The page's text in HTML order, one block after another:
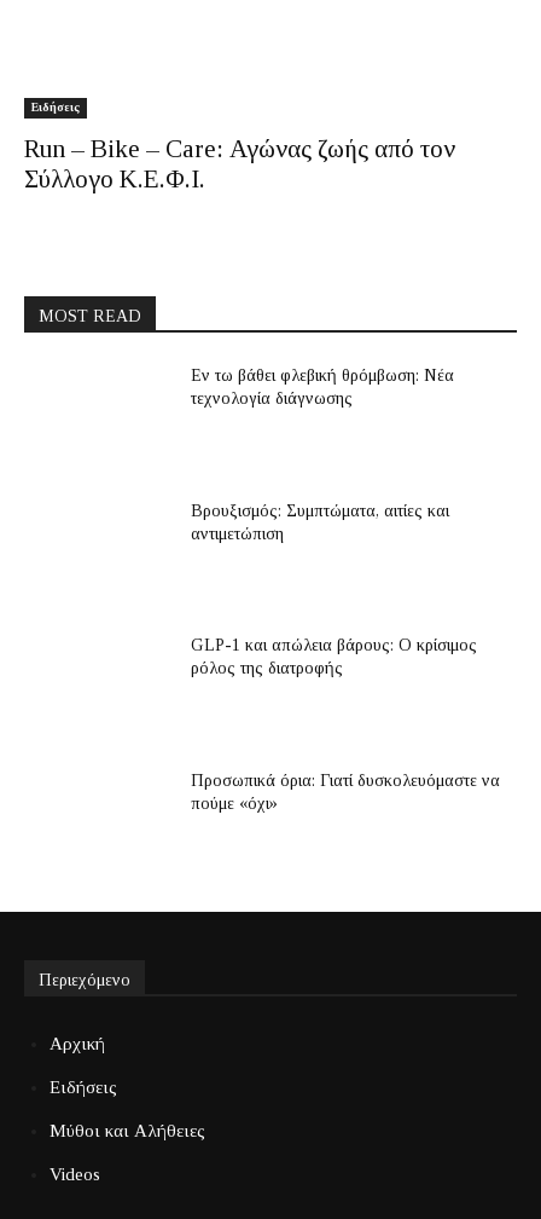
Ειδήσεις
Run – Bike – Care: Αγώνας ζωής από τον
Σύλλογο Κ.Ε.Φ.Ι.
MOST READ
Εν τω βάθει φλεβική θρόμβωση: Νέα
τεχνολογία διάγνωσης
Βρουξισμός: Συμπτώματα, αιτίες και
αντιμετώπιση
GLP-1 και απώλεια βάρους: Ο κρίσιμος
ρόλος της διατροφής
Προσωπικά όρια: Γιατί δυσκολευόμαστε να
πούμε «όχι»
Περιεχόμενο
Αρχική
Ειδήσεις
Μύθοι και Αλήθειες
Videos